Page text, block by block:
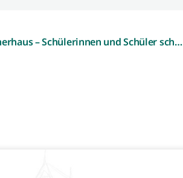
Workshop-Nachmittage im Forscherhaus – Schülerinnen und Schüler schnuppern in den Beruf des Wirtschaftsingenieurs